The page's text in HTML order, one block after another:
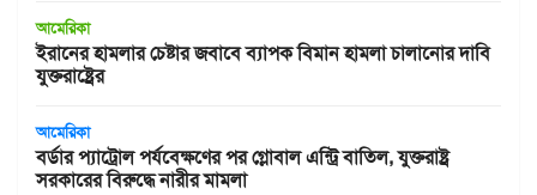
আমেরিকা
ইরানের হামলার চেষ্টার জবাবে ব্যাপক বিমান হামলা চালানোর দাবি
যুক্তরাষ্ট্রের
আমেরিকা
বর্ডার প্যাট্রোল পর্যবেক্ষণের পর গ্লোবাল এন্ট্রি বাতিল, যুক্তরাষ্ট্র
সরকারের বিরুদ্ধে নারীর মামলা